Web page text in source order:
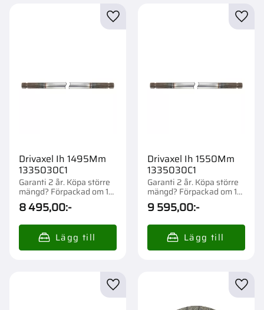
Drivaxel Ih 1495Mm
1335030C1
Garanti 2 år. Köpa större
mängd? Förpackad om 1
st.
8 495,00:-
Lägg till i favoriter
Drivaxel Ih 1550Mm
1335030C1
Garanti 2 år. Köpa större
mängd? Förpackad om 1
st.
9 595,00:-
Lägg till i favoriter